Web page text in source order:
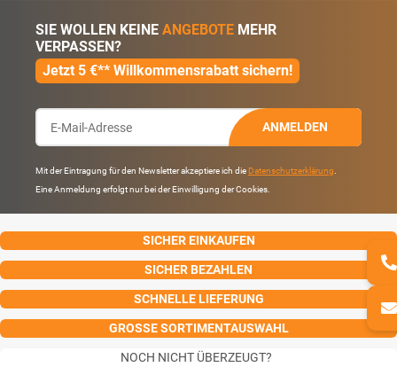
SIE WOLLEN KEINE ANGEBOTE MEHR
VERPASSEN?
Jetzt 5 €** Willkommensrabatt sichern!
ANMELDEN
Mit der Eintragung für den Newsletter akzeptiere ich die Datenschutzerklärung
Eine Anmeldung erfolgt nur bei der Einwilligung der Cookies.
SICHER EINKAUFEN
SICHER BEZAHLEN
SCHNELLE LIEFERUNG
GROSSE SORTIMENTAUSWAHL
NOCH NICHT ÜBERZEUGT?